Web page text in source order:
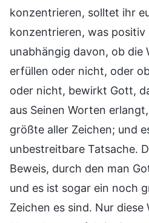
konzentrieren, solltet ihr
konzentrieren, was positiv
unabhängig davon, ob die
erfüllen oder nicht, oder
oder nicht, bewirkt Gott,
aus Seinen Worten
größte aller Zeichen; und
unbestreitbare Tatsache.
Beweis, durch den man
und es ist sogar ein noch
Zeichen es sind. Nur